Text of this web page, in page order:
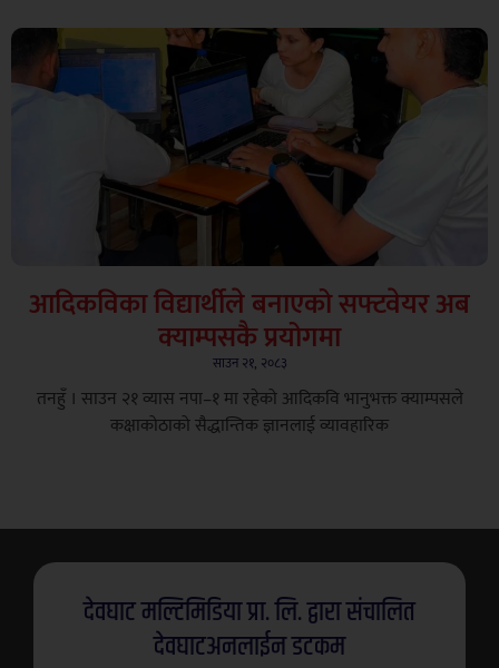
आदिकविका विद्यार्थीले बनाएको सफ्टवेयर अब
क्याम्पसकै प्रयोगमा
साउन २१, २०८३
तनहुँ । साउन २१ ​व्यास नपा–१ मा रहेको आदिकवि भानुभक्त क्याम्पसले
कक्षाकोठाको सैद्धान्तिक ज्ञानलाई व्यावहारिक
देवघाट मल्टिमिडिया प्रा. लि. द्वारा संचालित
देवघाटअनलाईन डटकम